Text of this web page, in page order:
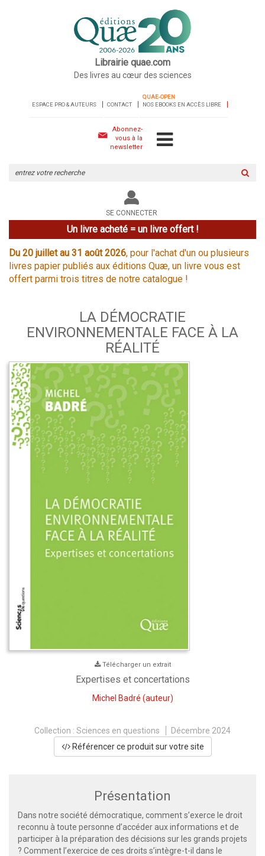
Librairie quae.com
Des livres au cœur des sciences
ESPACE PRO & AUTEURS CONTACT
QUAE-OPEN
NOS EBOOKS EN ACCÈS LIBRE
Abonnez-
vous à la
newsletter
le
site
SE CONNECTER
Un livre acheté = un livre offert !
Du 20 juillet au 31 août 2026, pour l'achat d'un ou plusieurs
livres papier publiés aux éditions Quæ, un livre vous est
offert parmi trois titres de notre catalogue !
LA DÉMOCRATIE
ENVIRONNEMENTALE FACE À LA
RÉALITÉ
Télécharger un extrait
Expertises et concertations
Michel Badré (auteur)
Collection : Sciences en questions
Décembre 2024
Référencer ce produit sur votre site
Présentation
Dans notre société démocratique, comment s’exerce le droit
reconnu à toute personne d’accéder aux informations et de
participer à la préparation des décisions sur les grands projets
? Comment l’exercice de ces droits s’intègre-t-il dans le